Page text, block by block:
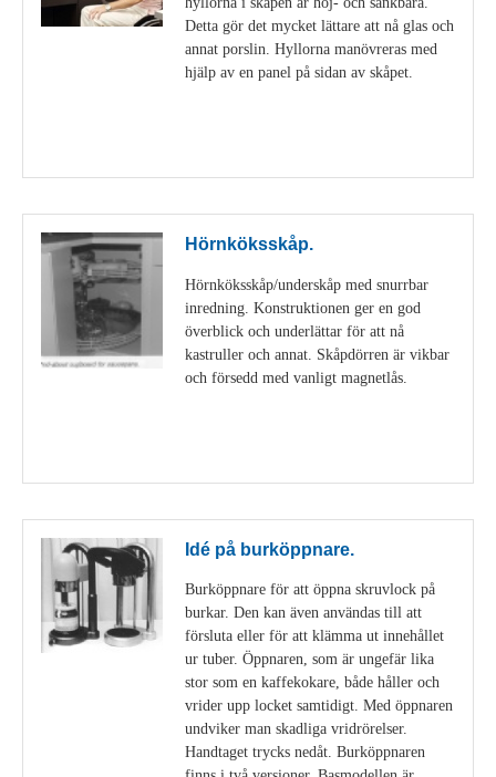
Detta gör det mycket lättare att nå glas och
annat porslin. Hyllorna manövreras med
hjälp av en panel på sidan av skåpet.
Hörnköksskåp.
Hörnköksskåp/underskåp med snurrbar
inredning. Konstruktionen ger en god
överblick och underlättar för att nå
kastruller och annat. Skåpdörren är vikbar
och försedd med vanligt magnetlås.
Idé på burköppnare.
Burköppnare för att öppna skruvlock på
burkar. Den kan även användas till att
försluta eller för att klämma ut innehållet
ur tuber. Öppnaren, som är ungefär lika
stor som en kaffekokare, både håller och
vrider upp locket samtidigt. Med öppnaren
undviker man skadliga vridrörelser.
Handtaget trycks nedåt. Burköppnaren